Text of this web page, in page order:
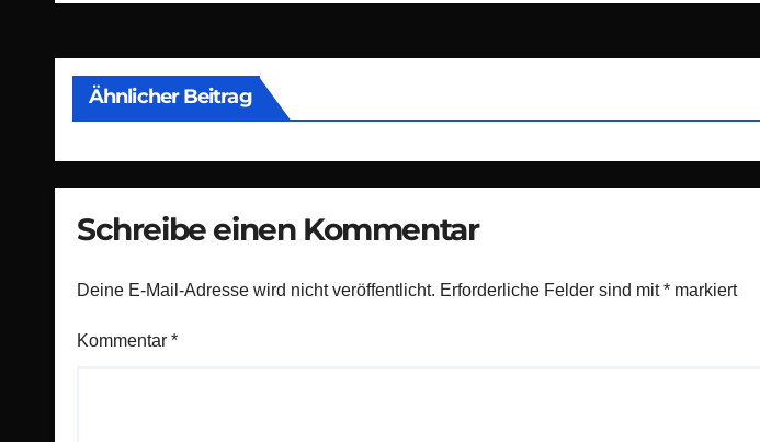
Ähnlicher Beitrag
Schreibe einen Kommentar
Deine E-Mail-Adresse wird nicht veröffentlicht. Erforderliche Felder sind mit* markiert
Kommentar *